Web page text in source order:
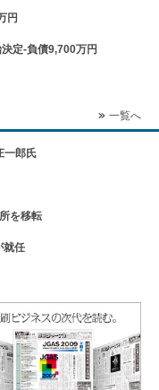
円
定-負債9,700万円
一覧へ
一郎氏
を移転
就任